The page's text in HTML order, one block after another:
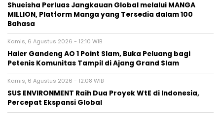
Shueisha Perluas Jangkauan Global melalui MANGA
MILLION, Platform Manga yang Tersedia dalam 100
Bahasa
Kamis, 6 Agustus 2026 - 12:10 WIB
Haier Gandeng AO 1 Point Slam, Buka Peluang bagi
Petenis Komunitas Tampil di Ajang Grand Slam
Kamis, 6 Agustus 2026 - 12:08 WIB
SUS ENVIRONMENT Raih Dua Proyek WtE di Indonesia,
Percepat Ekspansi Global